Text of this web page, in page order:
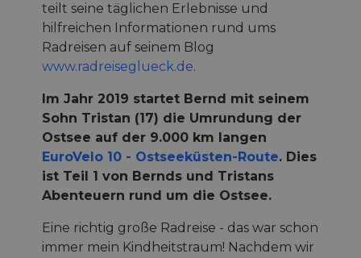
teilt seine täglichen Erlebnisse und
hilfreichen Informationen rund ums
Radreisen auf seinem Blog
www.radreiseglueck.de.
Im Jahr 2019 startet Bernd mit seinem
Sohn Tristan (17) die Umrundung der
Ostsee auf der 9.000 km langen
EuroVelo 10 - Ostseeküsten-Route. Dies
ist Teil 1 von Bernds und Tristans
Abenteuern rund um die Ostsee.
Eine richtig große Radreise - das war schon
immer mein Kindheitstraum! Nachdem wir